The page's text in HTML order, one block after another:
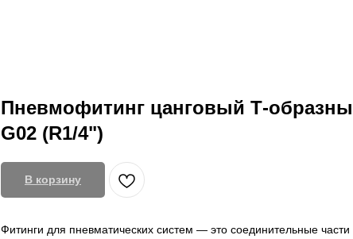
Пневмофитинг цанговый Т-
G02 (R1/4")
В корзину
Фитинги для пневматических систем — это соединительные части